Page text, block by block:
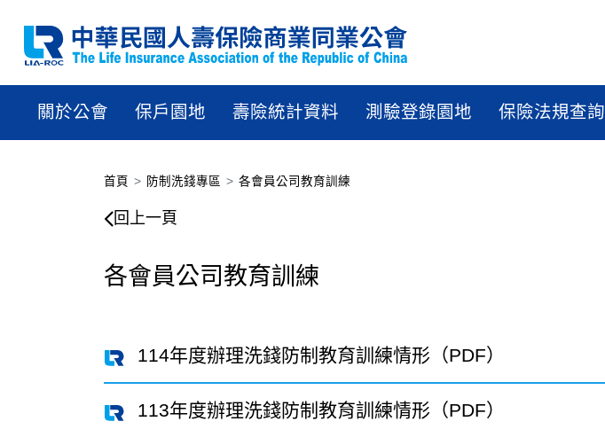
關於公會 保戶園地 壽險統計資料 測驗登錄園地 保險法規查詢
首頁 防制洗錢專區 各會員公司教育訓練
回上一頁
各會員公司教育訓練
114年度辦理洗錢防制教育訓練情形（PDF）
113年度辦理洗錢防制教育訓練情形（PDF）